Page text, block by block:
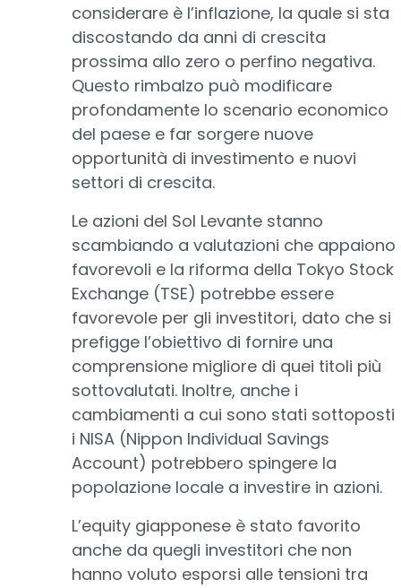
considerare è l’inflazione, la quale si sta
discostando da anni di crescita
prossima allo zero o perfino negativa.
Questo rimbalzo può modificare
profondamente lo scenario economico
del paese e far sorgere nuove
opportunità di investimento e nuovi
settori di crescita.
Le azioni del Sol Levante stanno
scambiando a valutazioni che appaiono
favorevoli e la riforma della Tokyo Stock
Exchange (TSE) potrebbe essere
favorevole per gli investitori, dato che si
prefigge l’obiettivo di fornire una
comprensione migliore di quei titoli più
sottovalutati. Inoltre, anche i
cambiamenti a cui sono stati sottoposti
i NISA (Nippon Individual Savings
Account) potrebbero spingere la
popolazione locale a investire in azioni.
L’equity giapponese è stato favorito
anche da quegli investitori che non
hanno voluto esporsi alle tensioni tra